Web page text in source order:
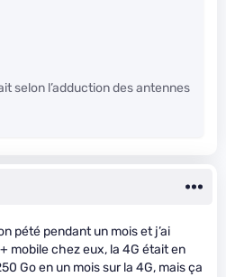
selon l’adduction des antennes
pété pendant un mois et j’ai
mobile chez eux, la 4G était en
Go en un mois sur la 4G, mais ça